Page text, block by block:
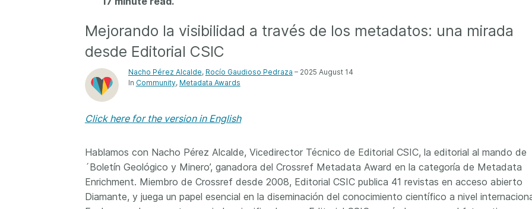
API Learning Hub
Cited-by
Cited-by
2026 July 20
Why PID strategies need
more than PIDs: our first
position paper
PID strategies are being written
Schema 5.5 now available:
adding CRediT, new
record types for blogs and
posters, and more
Take
at
Through
research
Mejorando la visibilidad a través de los metadatos: una mirada
desde Editorial CSIC
Nacho Pérez Alcalde, Rocío Gaudioso Pedraza – 2025 August 14
In Community Metadata Awards
Click here for the version in English
Hablamos con Nacho Pérez Alcalde, Vicedirector Técnico de Editorial CSIC, la editorial al mando de
´Boletín Geológico y Minero’, ganadora del Crossref Metadata Award en la categoría de Metadata
Enrichment. Miembro de Crossref desde 2008, Editorial CSIC publica 41 revistas en acceso abierto
Diamante, y juega un papel esencial en la diseminación del conocimiento científico a nivel